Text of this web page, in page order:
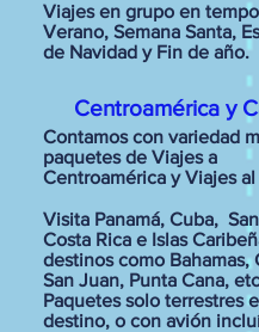
Viajes en grupo en
Verano, Semana Santa,
de Navidad y Fin de año.
Contamos con variedad
paquetes de Viajes a
Centroamérica y Viajes
Visita Panamá, Cuba,
Costa Rica e Islas
destinos como Bahamas,
San Juan, Punta Cana,
Paquetes solo terrestres
destino, o con avión
Centroamérica y